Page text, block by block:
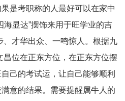
是考职称的人最好可以在家中
海显达”摆饰来用于旺学业的吉
才华出众、一鸣惊人。根据九
位在正东方位，在正东方位摆
己的考试运，让自己能够顺利
意的结果。需要提醒属牛人的